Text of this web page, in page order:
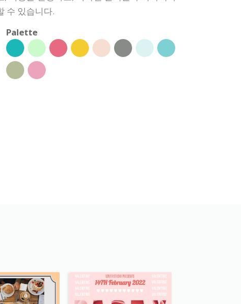
수 있습니다.
Palette